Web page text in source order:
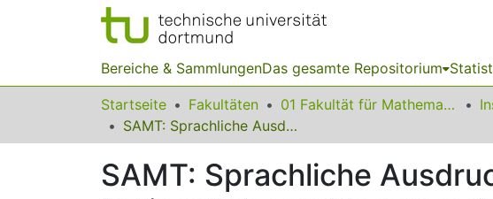
Bereiche & SammlungenDas gesamte Repositorium
Startseite Fakultäten 01 Fakultät für Mathematik
SAMT: Sprachliche Ausdrucksfähigkeit in Mathematik – eine Ratingskala zur Messung der schriftsprachlichen Kompetenzen von Dritt- und Viertklässlern
SAMT: Sprachliche